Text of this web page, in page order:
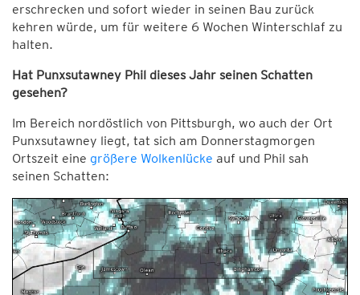
erschrecken und sofort wieder in seinen Bau zurück
kehren würde, um für weitere 6 Wochen Winterschlaf zu
halten.
Hat Punxsutawney Phil dieses Jahr seinen Schatten
gesehen?
Im Bereich nordöstlich von Pittsburgh, wo auch der Ort
Punxsutawney liegt, tat sich am Donnerstagmorgen
Ortszeit eine größere Wolkenlücke auf und Phil sah
seinen Schatten: